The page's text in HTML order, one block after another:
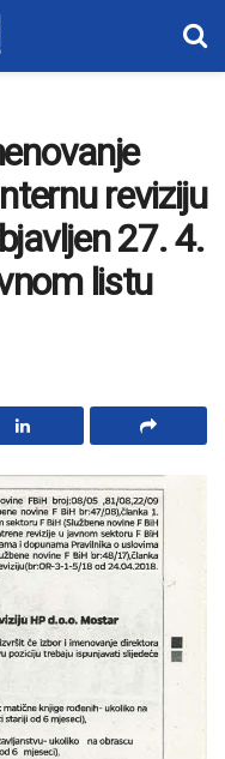
reviziju
27. 4.
listu